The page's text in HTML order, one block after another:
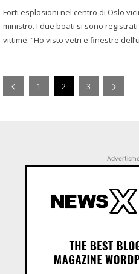
Forti esplosioni nel centro di Oslo
ministro. I due boati si sono
vittime. “Ho visto vetri e finestre
1 2 3